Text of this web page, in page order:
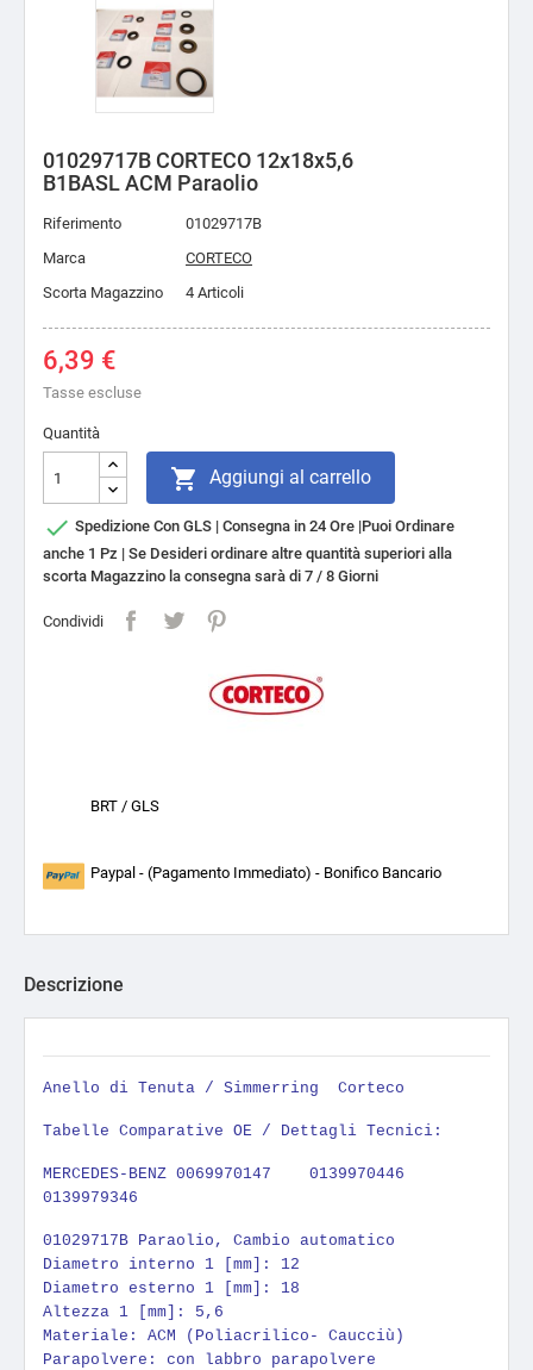
01029717B CORTECO 12x18x5,6
B1BASL ACM Paraolio
Riferimento
01029717B
Marca
CORTECO
Scorta Magazzino
4 Articoli
6,39 €
Tasse escluse
Quantità
 Aggiungi al carrello
 Spedizione Con GLS | Consegna in 24 Ore |Puoi Ordinare
anche 1 Pz | Se Desideri ordinare altre quantità superiori alla
scorta Magazzino la consegna sarà di 7 / 8 Giorni
Condividi
BRT / GLS
Paypal - (Pagamento Immediato) - Bonifico Bancario
Descrizione
Anello di Tenuta / Simmerring Corteco
Tabelle Comparative OE / Dettagli Tecnici:
MERCEDES-BENZ 0069970147 0139970446
0139979346
01029717B Paraolio, Cambio automatico
Diametro interno 1 [mm]: 12
Diametro esterno 1 [mm]: 18
Altezza 1 [mm]: 5,6
Materiale: ACM (Poliacrilico- Caucciù)
Parapolvere: con labbro parapolvere